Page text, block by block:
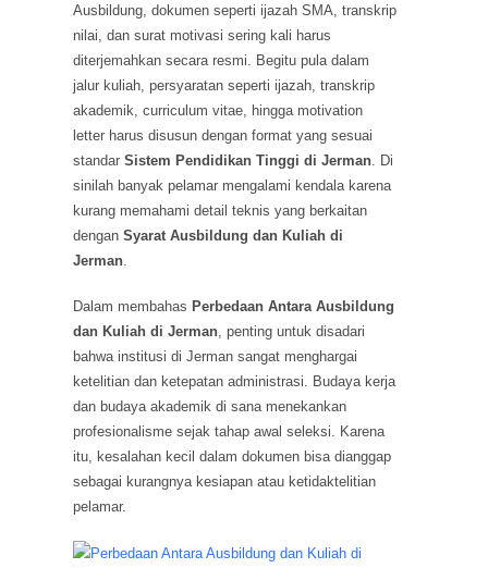
Ausbildung, dokumen seperti ijazah SMA, transkrip
nilai, dan surat motivasi sering kali harus
diterjemahkan secara resmi. Begitu pula dalam
jalur kuliah, persyaratan seperti ijazah, transkrip
akademik, curriculum vitae, hingga motivation
letter harus disusun dengan format yang sesuai
standarSistem Pendidikan Tinggi di Jerman . Di
sinilah banyak pelamar mengalami kendala karena
kurang memahami detail teknis yang berkaitan
denganSyarat Ausbildung dan Kuliah di
Jerman
Dalam membahas Perbedaan Antara Ausbildung
dan Kuliah di Jerman, penting untuk disadari
bahwa institusi di Jerman sangat menghargai
ketelitian dan ketepatan administrasi. Budaya kerja
dan budaya akademik di sana menekankan
profesionalisme sejak tahap awal seleksi. Karena
itu, kesalahan kecil dalam dokumen bisa dianggap
sebagai kurangnya kesiapan atau ketidaktelitian
pelamar.